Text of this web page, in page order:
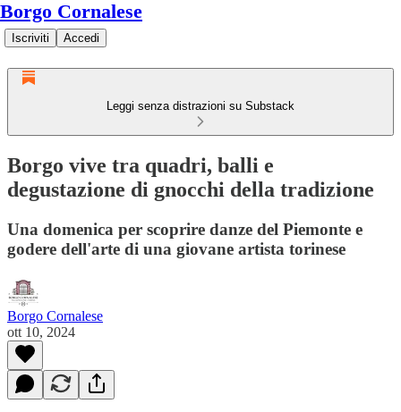
Borgo Cornalese
Iscriviti Accedi
Leggi senza distrazioni su Substack
Borgo vive tra quadri, balli e
degustazione di gnocchi della tradizione
Una domenica per scoprire danze del Piemonte e
godere dell'arte di una giovane artista torinese
Borgo Cornalese
ott 10, 2024